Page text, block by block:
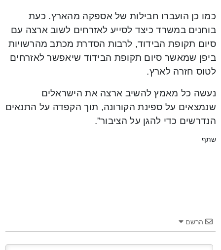
כמו כן הועברו חבילות של אספקה מהארץ. כעת
בוחנים במשרד כיצד לסייע לאזרחים לשוב ארצה עם
סיום תקופת הבידוד, לרבות הסדרת מכתב מהרשויות
ביפן שמאשר סיום תקופת הבידוד שיאפשר לאזרחים
לטוס חזרה לארץ.
נעשה כל מאמץ להשיב ארצה את הישראלים
שנמצאים על ספינת הקורונה, תוך הקפדה על התנאים
הנדרשים כדי להגן על הציבור”.
שתף
הרשם